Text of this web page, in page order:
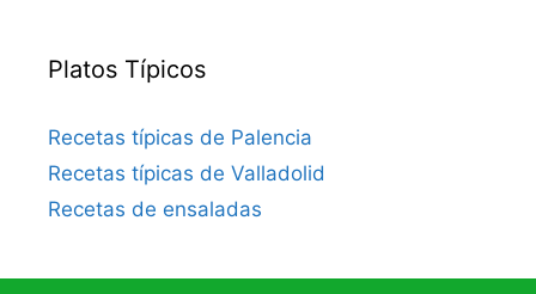
Platos Típicos
Recetas típicas de Palencia
Recetas típicas de Valladolid
Recetas de ensaladas